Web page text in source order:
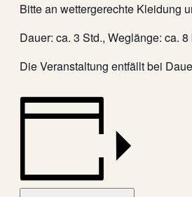
Bitte an wettergerechte Kleidung
Dauer: ca. 3 Std., Weglänge: ca. 8
Die Veranstaltung entfällt bei